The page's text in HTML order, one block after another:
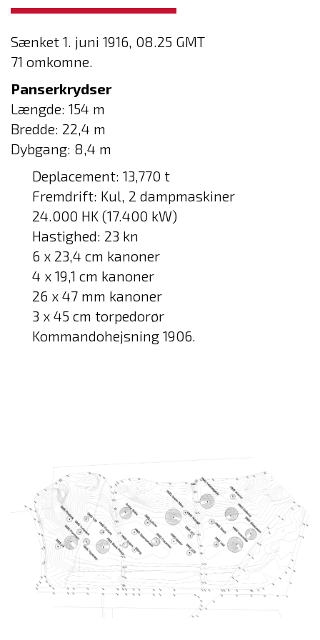
Sænket 1. juni 1916, 08.25 GMT
71 omkomne.
Panserkrydser
Længde: 154 m
Bredde: 22,4 m
Dybgang: 8,4 m
Deplacement: 13,770 t
Fremdrift: Kul, 2 dampmaskiner
24.000 HK (17.400 kW)
Hastighed: 23 kn
6 x 23,4 cm kanoner
4 x 19,1 cm kanoner
26 x 47 mm kanoner
3 x 45 cm torpedorør
Kommandohejsning 1906.